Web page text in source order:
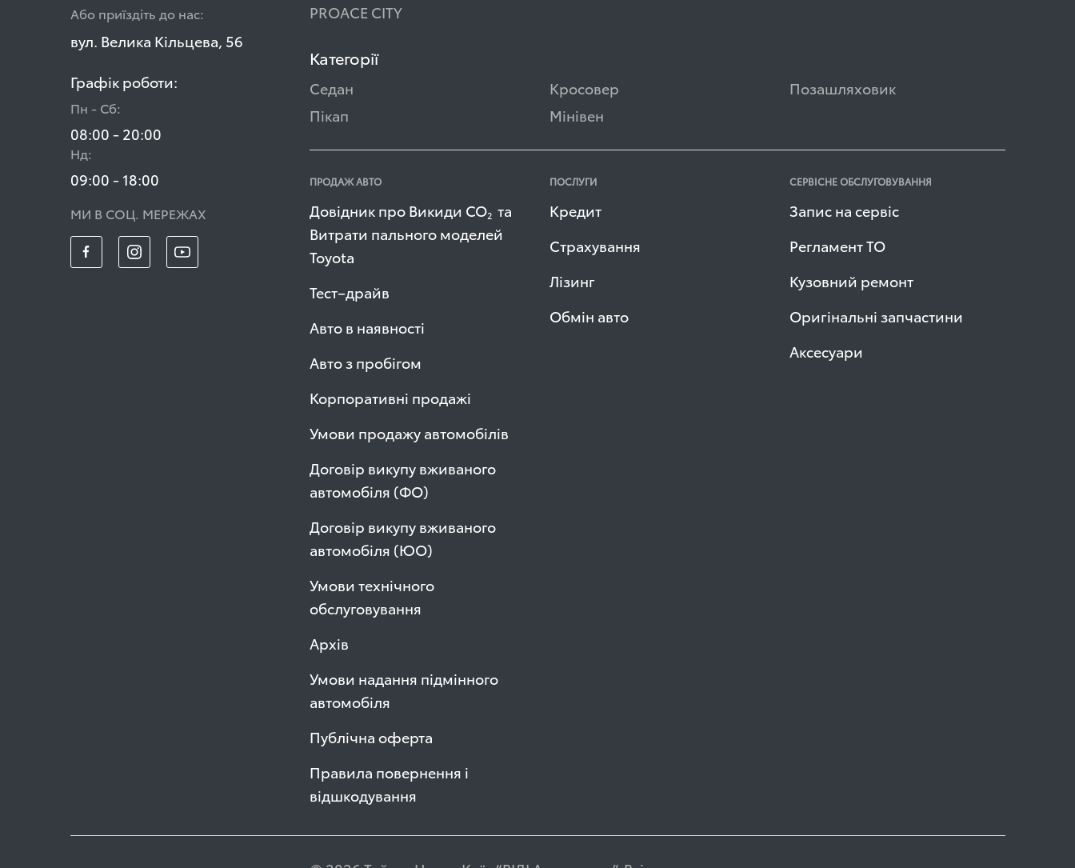
Або приїздіть до нас:
вул. Велика Кільцева, 56
Графік роботи:
Пн - Сб:
08:00 - 20:00
Нд:
09:00 - 18:00
МИ В СОЦ. МЕРЕЖАХ
PROACE CITY
Категорії
Седан Кросовер
Позашляховик
Пікап
Мінівен
ПРОДАЖ АВТО
Довідник про Викиди СО2 та
Витрати пального моделей
Toyota
Тест–драйв
Авто в наявності
Авто з пробігом
Корпоративні продажі
Умови продажу автомобілів
Договір викупу вживаного
автомобіля (ФО)
Договір викупу вживаного
автомобіля (ЮО)
Умови технічного
обслуговування
Архів
Умови надання підмінного
автомобіля
Публічна оферта
Правила повернення і
відшкодування
ПОСЛУГИ
Кредит
Страхування
Лізинг
Обмін авто
СЕРВІСНЕ ОБСЛУГОВУВАННЯ
Запис на сервіс
Регламент ТО
Кузовний ремонт
Оригінальні запчастини
Аксесуари